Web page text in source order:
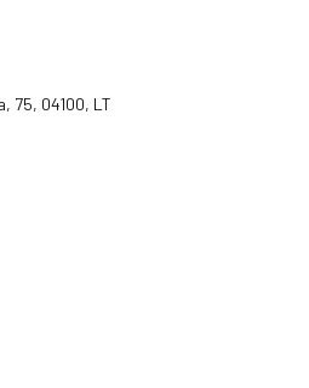
75, 04100, LT